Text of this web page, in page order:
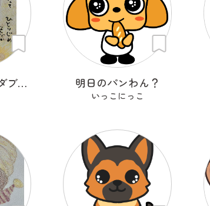
食いしんぼうのダブルさん 明日のパンわん？
いっこにっこ